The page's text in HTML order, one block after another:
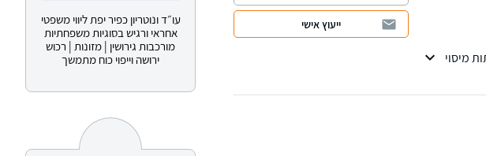
מיסוי
ייעוץ אישי
עו״ד ונוטריון כפיר יפת ליווי משפטי
אחראי ורגיש בסוגיות משפחתיות
מורכבות גירושין | מזונות | רכוש
ירושה וייפוי כוח מתמשך